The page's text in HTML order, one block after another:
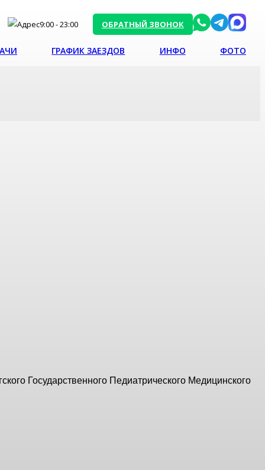
9:00 - 23:00 ОБРАТНЫЙ ЗВОНОК
ГРАФИК ЗАЕЗДОВ ИНФО ФОТО
Государственного Педиатрического Медицинского